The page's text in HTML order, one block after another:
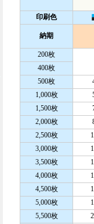
印刷色
納期
200枚
400枚
500枚
1,000枚
1,500枚
2,000枚
2,500枚
3,000枚
3,500枚
4,000枚
4,500枚
5,000枚
5,500枚